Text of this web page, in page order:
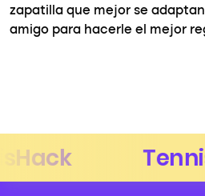
zapatilla que mejor se
amigo para hacerle el mejor